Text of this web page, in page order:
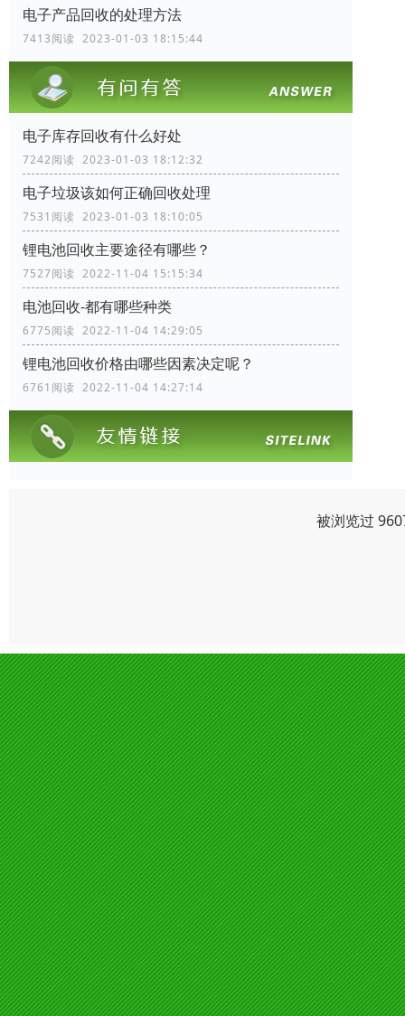
电子产品回收的处理方法
7413阅读 2023-01-03 18:15:44
电子库存回收有什么好处
7242阅读 2023-01-03 18:12:32
电子垃圾该如何正确回收处理
7531阅读 2023-01-03 18:10:05
锂电池回收主要途径有哪些？
7527阅读 2022-11-04 15:15:34
电池回收-都有哪些种类
6775阅读 2022-11-04 14:29:05
锂电池回收价格由哪些因素决定呢？
6761阅读 2022-11-04 14:27:14
被浏览过